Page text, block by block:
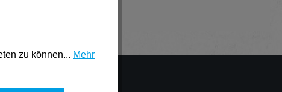
zu können... Mehr